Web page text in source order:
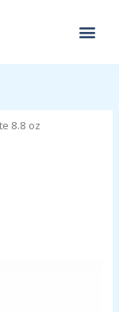
8.8 oz